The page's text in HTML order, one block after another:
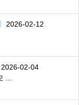
2026-02-12
2026-02-04